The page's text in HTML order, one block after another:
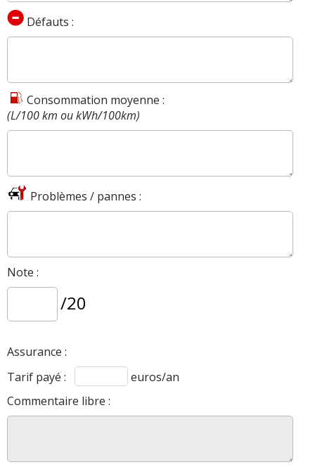
Défauts :
Consommation moyenne :
(L/100 km ou kWh/100km)
Problèmes / pannes :
Note :
/20
Assurance :
Tarif payé :
euros/an
Commentaire libre :